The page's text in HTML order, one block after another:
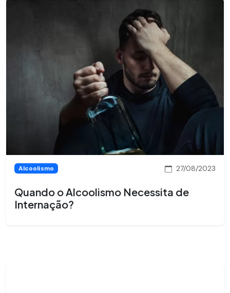
Alcoolismo 27/08/2023
Quando o Alcoolismo Necessita de
Internação?